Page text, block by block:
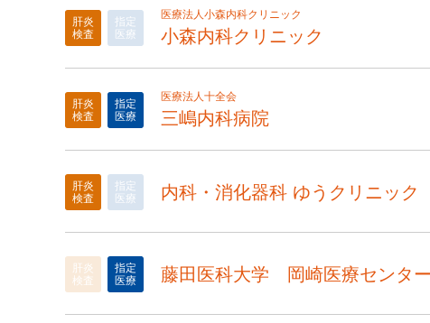
肝炎
検査
指定
医療
医療法人小森内科クリニック
小森内科クリニック
肝炎
検査
指定
医療
医療法人十全会
三嶋内科病院
肝炎
検査
指定
医療
内科・消化器科 ゆうクリニック
肝炎
検査
指定
医療
藤田医科大学 岡崎医療センター